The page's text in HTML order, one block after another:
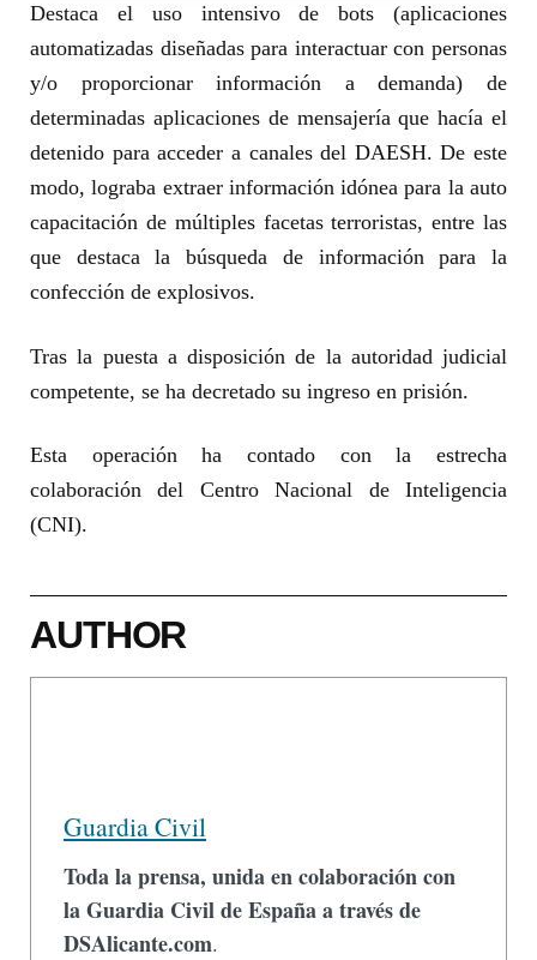
Destaca el uso intensivo de bots (aplicaciones
automatizadas diseñadas para interactuar con personas
y/o proporcionar información a demanda) de
determinadas aplicaciones de mensajería que hacía el
detenido para acceder a canales del DAESH. De este
modo, lograba extraer información idónea para la auto
capacitación de múltiples facetas terroristas, entre las
que destaca la búsqueda de información para la
confección de explosivos.
Tras la puesta a disposición de la autoridad judicial
competente, se ha decretado su ingreso en prisión.
Esta operación ha contado con la estrecha
colaboración del Centro Nacional de Inteligencia
(CNI).
AUTHOR
Guardia Civil
Toda la prensa, unida en colaboración con
la Guardia Civil de España a través de
DSAlicante.com.